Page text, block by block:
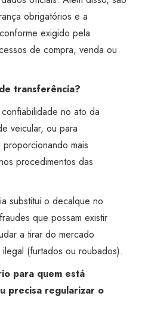
obrigatórios e a
exigido pela
de compra, venda ou
transferência?
no ato da
veicular, ou para
mais
procedimentos das
substitui o decalque no
que possam existir
a tirar do mercado
(furtados ou roubados).
para quem está
precisa regularizar o